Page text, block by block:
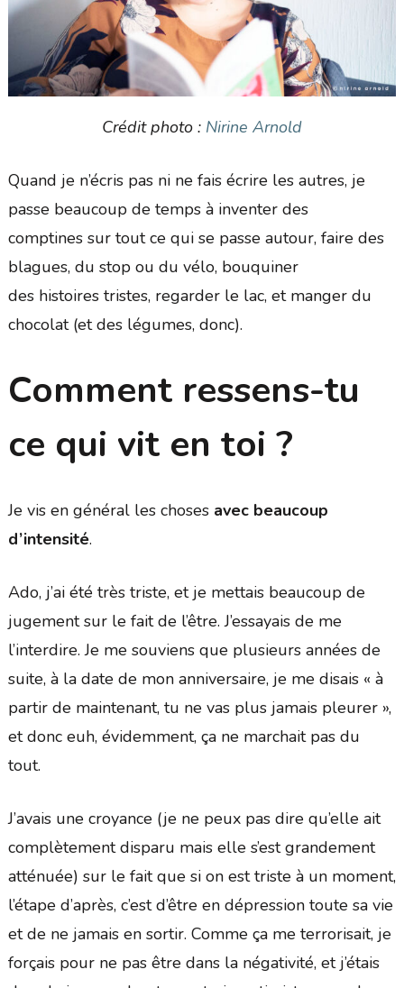
Crédit photo : Nirine Arnold
Quand je n’écris pas ni ne fais écrire les autres, je
passe beaucoup de temps à inventer des
comptines sur tout ce qui se passe autour, faire des
blagues, du stop ou du vélo, bouquiner
des histoires tristes, regarder le lac, et manger du
chocolat (et des légumes, donc).
Comment ressens-tu
ce qui vit en toi ?
Je vis en général les choses avec beaucoup
d’intensité.
Ado, j’ai été très triste, et je mettais beaucoup de
jugement sur le fait de l’être. J’essayais de me
l’interdire. Je me souviens que plusieurs années de
suite, à la date de mon anniversaire, je me disais « à
partir de maintenant, tu ne vas plus jamais pleurer »,
et donc euh, évidemment, ça ne marchait pas du
tout.
J’avais une croyance (je ne peux pas dire qu’elle ait
complètement disparu mais elle s’est grandement
atténuée) sur le fait que si on est triste à un moment,
l’étape d’après, c’est d’être en dépression toute sa vie
et de ne jamais en sortir. Comme ça me terrorisait, je
forçais pour ne pas être dans la négativité, et j’étais